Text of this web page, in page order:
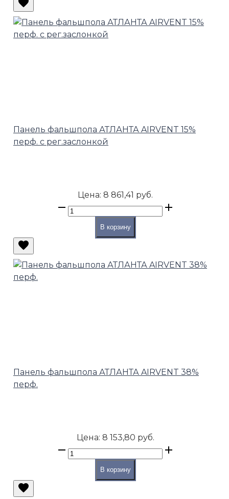
Панель фальшпола АТЛАНТА AIRVENT 15%
перф. с рег.заслонкой
Цена: 8 861,41 руб.
В корзину
Панель фальшпола АТЛАНТА AIRVENT 38%
перф.
Цена: 8 153,80 руб.
В корзину